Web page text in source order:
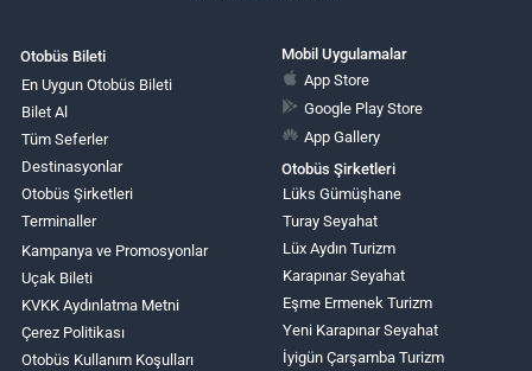
Otobüs Bileti
En Uygun Otobüs Bileti
Bilet Al
Tüm Seferler
Destinasyonlar
Otobüs Şirketleri
Terminaller
Kampanya ve Promosyonlar
Uçak Bileti
KVKK Aydınlatma Metni
Çerez Politikası
Otobüs Kullanım Koşulları
Mobil Uygulamalar
App Store
Google Play Store
App Gallery
Otobüs Şirketleri
Lüks Gümüşhane
Turay Seyahat
Lüx Aydın Turizm
Karapınar Seyahat
Eşme Ermenek Turizm
Yeni Karapınar Seyahat
İyigün Çarşamba Turizm